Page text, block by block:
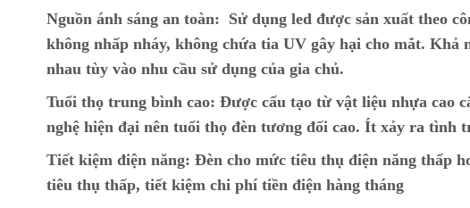
Nguồn ánh sáng an toàn: Sử dụng led được sản xuất theo
không nhấp nháy, không chứa tia UV gây hại cho mắt. Khả
nhau tùy vào nhu cầu sử dụng của gia chủ.
Tuổi thọ trung bình cao: Được cấu tạo từ vật liệu nhựa cao
nghệ hiện đại nên tuổi thọ đèn tương đối cao. Ít xảy ra
Tiết kiệm điện năng: Đèn cho mức tiêu thụ điện năng thấp
tiêu thụ thấp, tiết kiệm chi phí tiền điện hàng tháng